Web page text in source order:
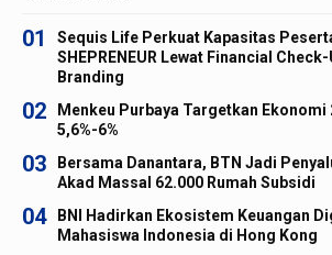
01
Sequis Life Perkuat Kapasitas
SHEPRENEUR Lewat Financial
Branding
02
Menkeu Purbaya Targetkan Ekonomi
5,6%-6%
03
Bersama Danantara, BTN Jadi
Akad Massal 62.000 Rumah Subsidi
04
BNI Hadirkan Ekosistem Keuangan
Mahasiswa Indonesia di Hong Kong